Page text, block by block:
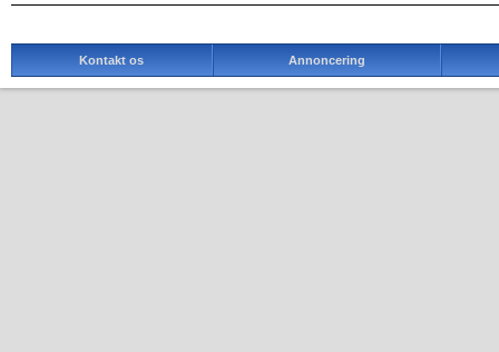
Kontakt os Annoncering